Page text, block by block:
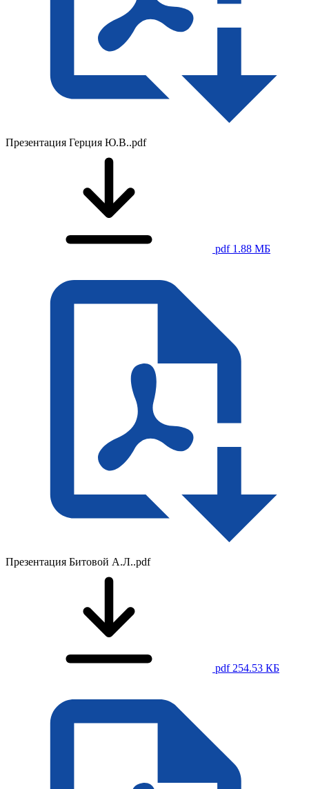
Презентация Герция Ю.В..pdf
pdf 1.88 МБ
Презентация Битовой А.Л..pdf
pdf 254.53 КБ